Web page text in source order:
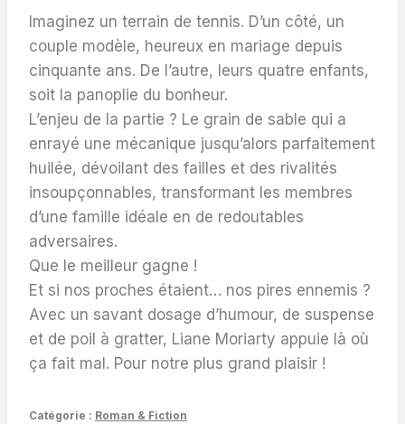
Imaginez un terrain de tennis. D’un côté, un
couple modèle, heureux en mariage depuis
cinquante ans. De l’autre, leurs quatre enfants,
soit la panoplie du bonheur.
L’enjeu de la partie ? Le grain de sable qui a
enrayé une mécanique jusqu’alors parfaitement
huilée, dévoilant des failles et des rivalités
insoupçonnables, transformant les membres
d’une famille idéale en de redoutables
adversaires.
Que le meilleur gagne !
Et si nos proches étaient… nos pires ennemis ?
Avec un savant dosage d’humour, de suspense
et de poil à gratter, Liane Moriarty appuie là où
ça fait mal. Pour notre plus grand plaisir !
Catégorie : Roman & Fiction